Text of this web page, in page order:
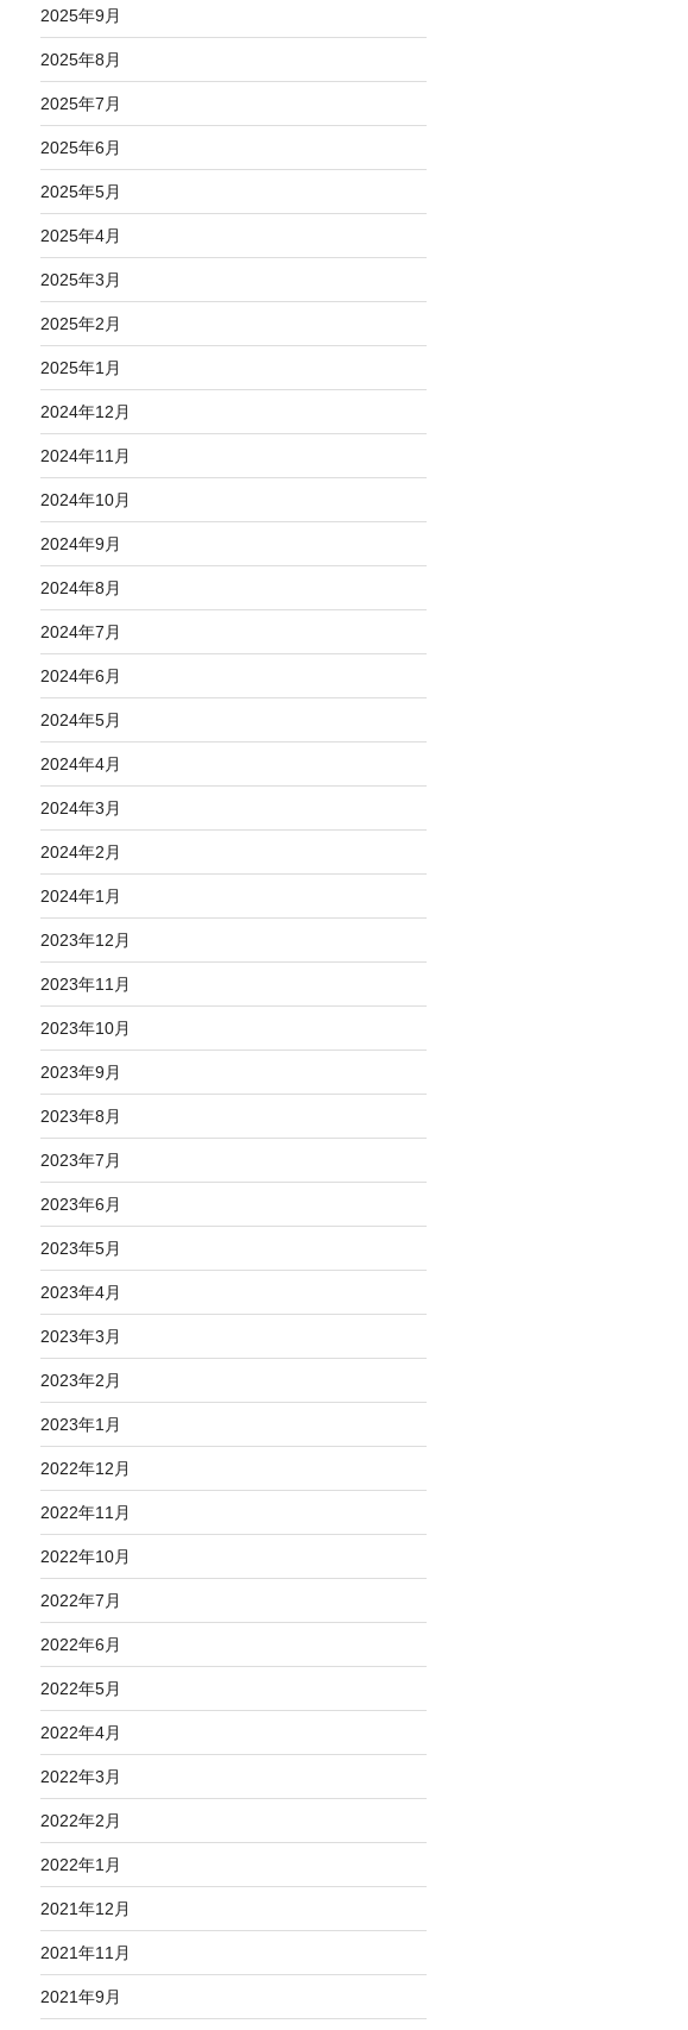
2025年9月
2025年8月
2025年7月
2025年6月
2025年5月
2025年4月
2025年3月
2025年2月
2025年1月
2024年12月
2024年11月
2024年10月
2024年9月
2024年8月
2024年7月
2024年6月
2024年5月
2024年4月
2024年3月
2024年2月
2024年1月
2023年12月
2023年11月
2023年10月
2023年9月
2023年8月
2023年7月
2023年6月
2023年5月
2023年4月
2023年3月
2023年2月
2023年1月
2022年12月
2022年11月
2022年10月
2022年7月
2022年6月
2022年5月
2022年4月
2022年3月
2022年2月
2022年1月
2021年12月
2021年11月
2021年9月